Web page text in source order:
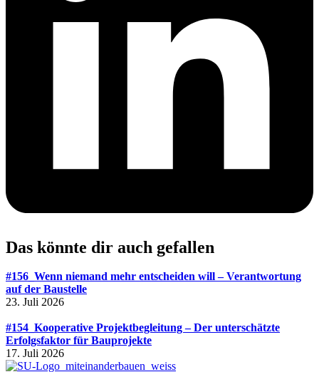
Das könnte dir auch gefallen
#156_Wenn niemand mehr entscheiden will – Verantwortung
auf der Baustelle
23. Juli 2026
#154_Kooperative Projektbegleitung – Der unterschätzte
Erfolgsfaktor für Bauprojekte
17. Juli 2026